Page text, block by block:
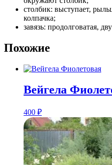
столбик: выступает,
колпачка;
завязь: продолговатая,
Похожие
Вейгела
400 ₽